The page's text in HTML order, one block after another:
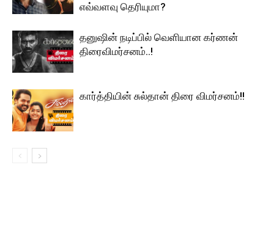
எவ்வளவு தெரியுமா?
தனுஷின் நடிப்பில் வெளியான கர்ணன்
திரைவிமர்சனம்..!
கார்த்தியின் சுல்தான் திரை விமர்சனம்!!